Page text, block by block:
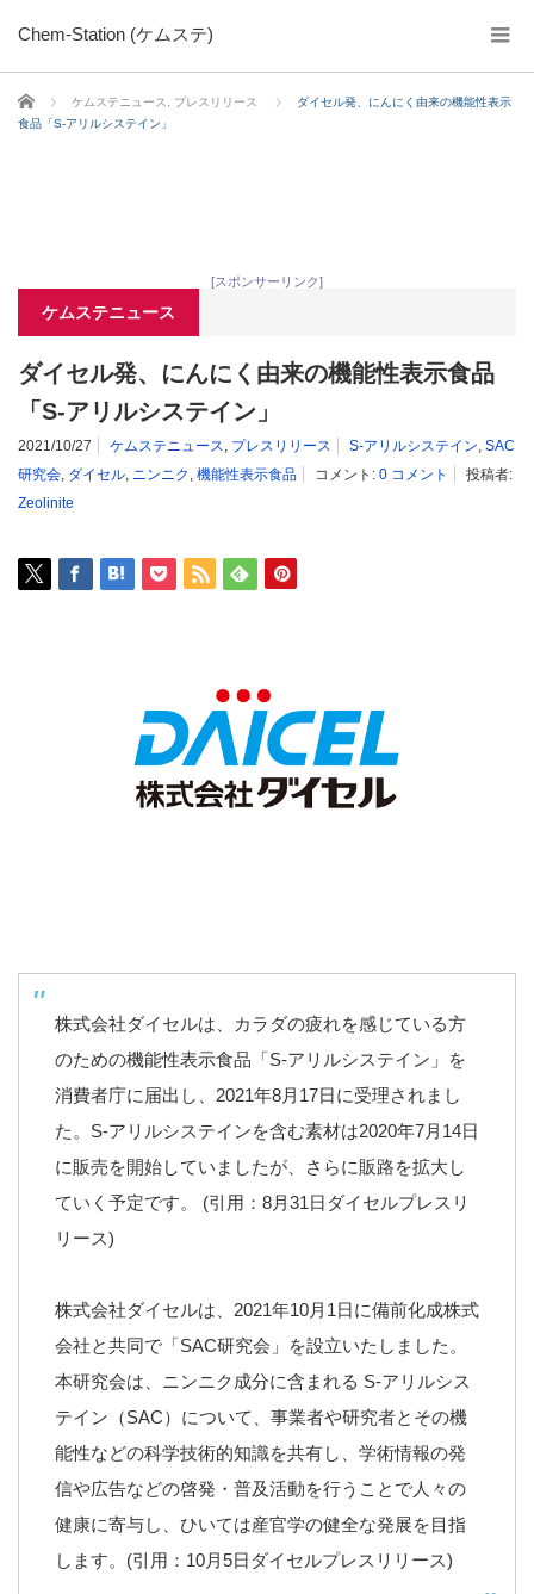
Chem-Station (ケムステ)
ホーム ケムステニュース プレスリリース
ダイセル発、にんにく由来の機能性表示
食品「S-アリルシステイン」
[スポンサーリンク]
ケムステニュース
ダイセル発、にんにく由来の機能性表示食品
「S-アリルシステイン」
2021/10/27 ケムステニュース, プレスリリース S-アリルシステイン, SAC
研究会, ダイセル, ニンニク , 機能性表示食品 コメント: 0 コメント
投稿者:
Zeolinite
株式会社ダイセルは、カラダの疲れを感じている方
のための機能性表示食品「S-アリルシステイン」を
消費者庁に届出し、2021年8月17日に受理されまし
た。S-アリルシステインを含む素材は2020年7月14日
に販売を開始していましたが、さらに販路を拡大し
ていく予定です。 (引用：8月31日ダイセルプレスリ
リース)
株式会社ダイセルは、2021年10月1日に備前化成株式
会社と共同で「SAC研究会」を設立いたしました。
本研究会は、ニンニク成分に含まれる S-アリルシス
テイン（SAC）について、事業者や研究者とその機
能性などの科学技術的知識を共有し、学術情報の発
信や広告などの啓発・普及活動を行うことで人々の
健康に寄与し、ひいては産官学の健全な発展を目指
します。(引用：10月5日ダイセルプレスリリース)